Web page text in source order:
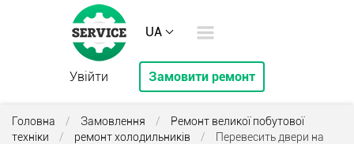
UA
Увійти Замовити ремонт
Головна / Замовлення /
Ремонт великої побутової
техніки
/ ремонт холодильників /
Перевесить двери на